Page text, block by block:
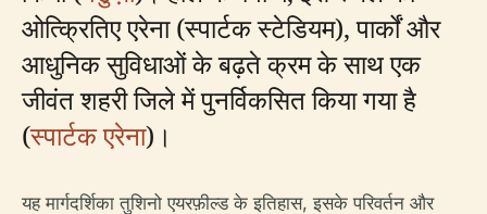
ओत्क्रितिए एरेना (स्पार्टक स्टेडियम), पार्कों और
आधुनिक सुविधाओं के बढ़ते क्रम के साथ एक
जीवंत शहरी जिले में पुनर्विकसित किया गया है
(स्पार्टक एरेना)।
यह मार्गदर्शिका तुशिनो एयरफ़ील्ड के इतिहास, इसके परिवर्तन और